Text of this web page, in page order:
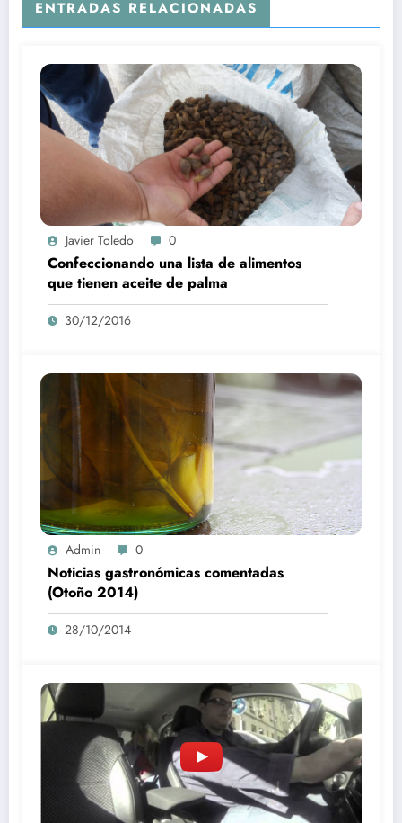
ENTRADAS RELACIONADAS
Javier Toledo 0
Confeccionando una lista de alimentos
que tienen aceite de palma
30/12/2016
Admin 0
Noticias gastronómicas comentadas
(Otoño 2014)
28/10/2014